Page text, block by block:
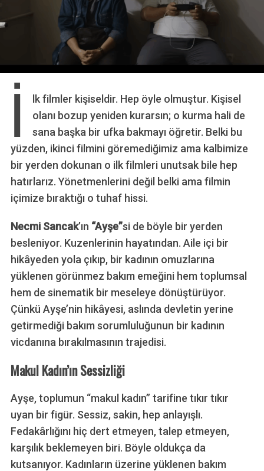
İ
lk filmler kişiseldir. Hep öyle olmuştur. Kişisel
olanı bozup yeniden kurarsın; o kurma hali de
sana başka bir ufka bakmayı öğretir. Belki bu
yüzden, ikinci filmini göremediğimiz ama kalbimize
bir yerden dokunan o ilk filmleri unutsak bile hep
hatırlarız. Yönetmenlerini değil belki ama filmin
içimize bıraktığı o tuhaf hissi.
Necmi Sancak’ın “Ayşe”si de böyle bir yerden
besleniyor. Kuzenlerinin hayatından. Aile içi bir
hikâyeden yola çıkıp, bir kadının omuzlarına
yüklenen görünmez bakım emeğini hem toplumsal
hem de sinematik bir meseleye dönüştürüyor.
Çünkü Ayşe’nin hikâyesi, aslında devletin yerine
getirmediği bakım sorumluluğunun bir kadının
vicdanına bırakılmasının trajedisi.
Makul Kadın’ın Sessizliği
Ayşe, toplumun “makul kadın” tarifine tıkır tıkır
uyan bir figür. Sessiz, sakin, hep anlayışlı.
Fedakârlığını hiç dert etmeyen, talep etmeyen,
karşılık beklemeyen biri. Böyle oldukça da
kutsanıyor. Kadınların üzerine yüklenen bakım